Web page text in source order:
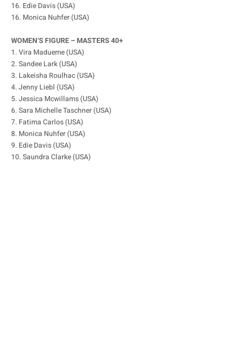
16. Edie Davis (USA)
16. Monica Nuhfer (USA)
WOMEN’S FIGURE – MASTERS 40+
1. Vira Madueme (USA)
2. Sandee Lark (USA)
3. Lakeisha Roulhac (USA)
4. Jenny Liebl (USA)
5. Jessica Mcwillams (USA)
6. Sara Michelle Taschner (USA)
7. Fatima Carlos (USA)
8. Monica Nuhfer (USA)
9. Edie Davis (USA)
10. Saundra Clarke (USA)